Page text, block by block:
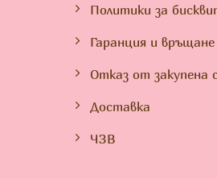
Политики за
Гаранция и
Отказ от закупена
Доставка
ЧЗВ